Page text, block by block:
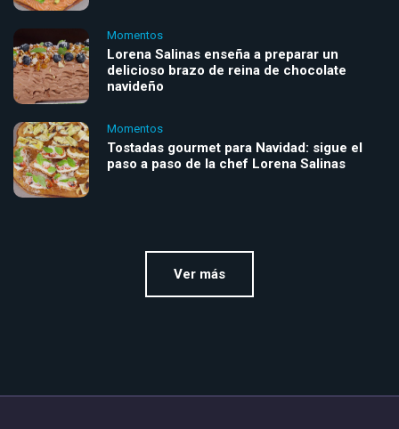
Momentos
Lorena Salinas enseña a preparar un
delicioso brazo de reina de chocolate
navideño
Momentos
Tostadas gourmet para Navidad: sigue el
paso a paso de la chef Lorena Salinas
Ver más